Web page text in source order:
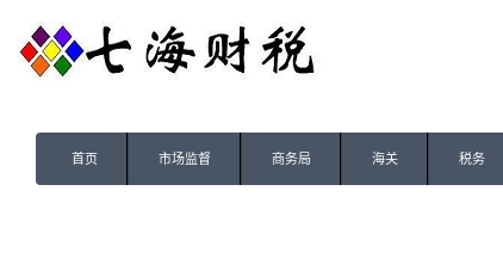
首页 市场监督 商务局 海关 税务